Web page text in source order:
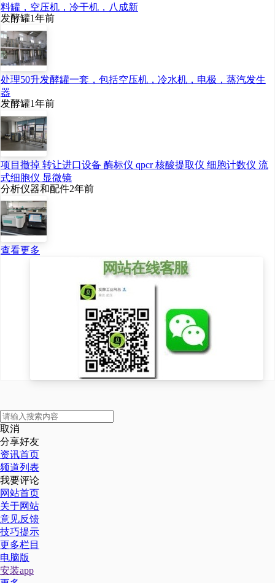
料罐，空压机，冷干机，八成新
发酵罐1年前
处理50升发酵罐一套，包括空压机，冷水机，电极，蒸汽发生
器
发酵罐1年前
项目撤掉 转让进口设备 酶标仪 qpcr 核酸提取仪 细胞计数仪 流
式细胞仪 显微镜
分析仪器和配件2年前
查看更多
取消
分享好友
资讯首页
频道列表
我要评论
网站首页
关于网站
意见反馈
技巧提示
更多栏目
电脑版
安装app